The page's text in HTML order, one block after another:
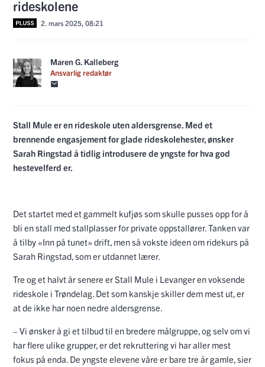
rideskolene
2. mars 2025, 08:21
Maren G. Kalleberg
Ansvarlig redaktør
Stall Mule er en rideskole uten aldersgrense. Med et
brennende engasjement for glade rideskolehester, ønsker
Sarah Ringstad å tidlig introdusere de yngste for hva god
hestevelferd er.
Det startet med et gammelt kufjøs som skulle pusses opp for å
bli en stall med stallplasser for private oppstallører. Tanken var
å tilby «Inn på tunet» drift, men så vokste ideen om ridekurs på
Sarah Ringstad, som er utdannet lærer.
Tre og et halvt år senere er Stall Mule i Levanger en voksende
rideskole i Trøndelag. Det som kanskje skiller dem mest ut, er
at de ikke har noen nedre aldersgrense.
– Vi ønsker å gi et tilbud til en bredere målgruppe, og selv om vi
har flere ulike grupper, er det rekruttering vi har aller mest
fokus på enda. De yngste elevene våre er bare tre år gamle, sier